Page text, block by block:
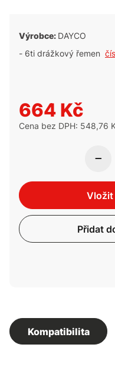
Výrobce: DAYCO
- 6ti drážkový řemen
664 Kč
Cena bez DPH: 548,76
Vložit
Přidat
Kompatibilita